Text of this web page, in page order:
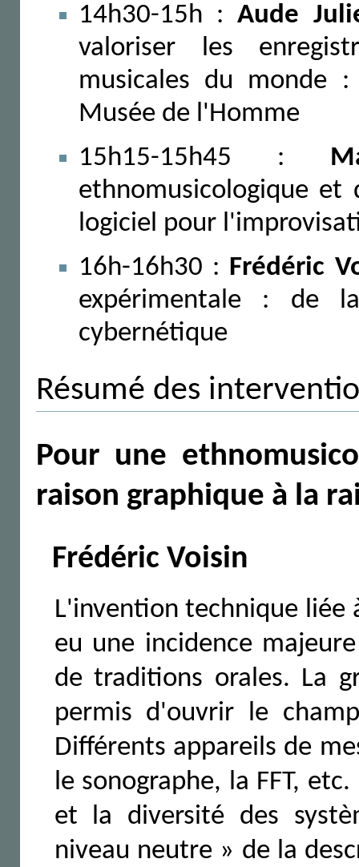
14h30-15h :Aude
valoriser les
musicales du monde
Musée de l'Homme
15h15-15h45 :
ethnomusicologique et
logiciel pour
16h-16h30 : Frédéric
expérimentale : de
cybernétique
Résumé des
Pour une
raison graphique à la
Frédéric Voisin
L'invention technique liée
eu une incidence
de traditions orales. La
permis d'ouvrir le
Différents appareils de
le sonographe, la FFT,
et la diversité des
niveau neutre » de la